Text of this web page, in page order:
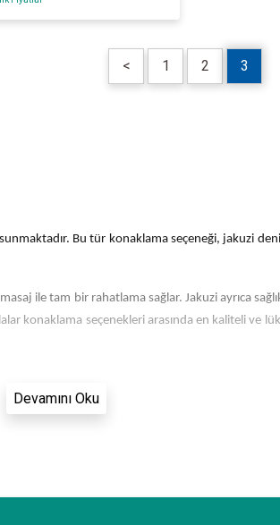
< 1 2 3
Bu tür konaklama seçeneği, jakuzi
ile tam bir rahatlama sağlar. Jakuzi ayrıca
konaklama seçenekleri arasında en kaliteli ve
Tasarlanmış
Devamını Oku